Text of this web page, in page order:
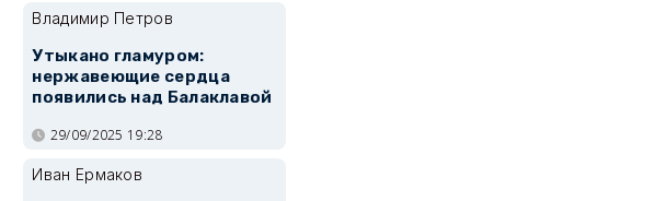
Владимир Петров
Утыкано гламуром:
нержавеющие сердца
появились над Балаклавой
29/09/2025 19:28
Иван Ермаков